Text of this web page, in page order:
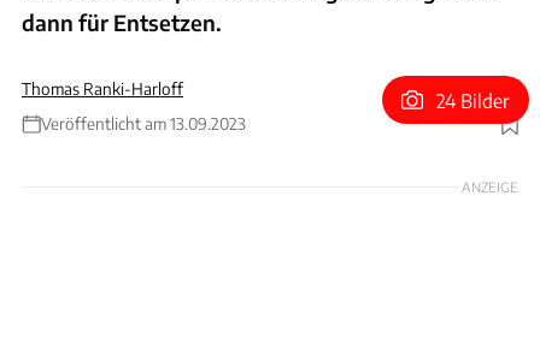
dann für Entsetzen.
Thomas Ranki-Harloff
Veröffentlicht am 13.09.2023
Foto: Screenshot: Goodwood Road & Racing via Youtube
24 Bilder
ANZEIGE